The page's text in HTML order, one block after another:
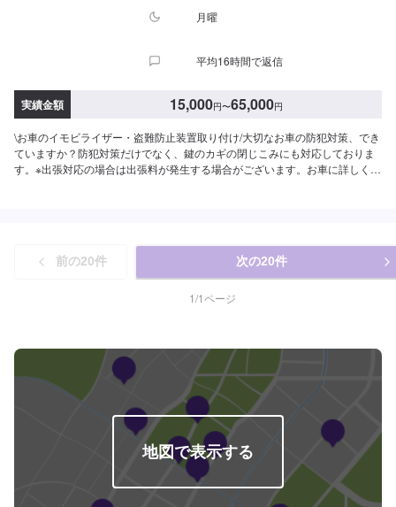
月曜
平均16時間で返信
実績金額 15,000円〜65,000円
\お車のイモビライザー・盗難防止装置取り付け/大切なお車の防犯対策、でき
ていますか？防犯対策だけでなく、鍵のカギの閉じこみにも対応しておりま
す。※出張対応の場合は出張料が発生する場合がございます。お車に詳しくな
す。チェーン店への加盟、地元の皆様の支えでここまで1歩ずつ成長をさせて
頂きました。これからもお客様に笑顔を届けられるよう、新しいお店のオー
前の20件 次の20件
1/1ページ
地図で表示する